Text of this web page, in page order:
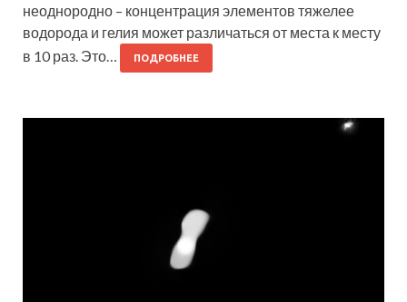
неоднородно – концентрация элементов тяжелее
водорода и гелия может различаться от места к месту
в 10 раз. Это…
ПОДРОБНЕЕ